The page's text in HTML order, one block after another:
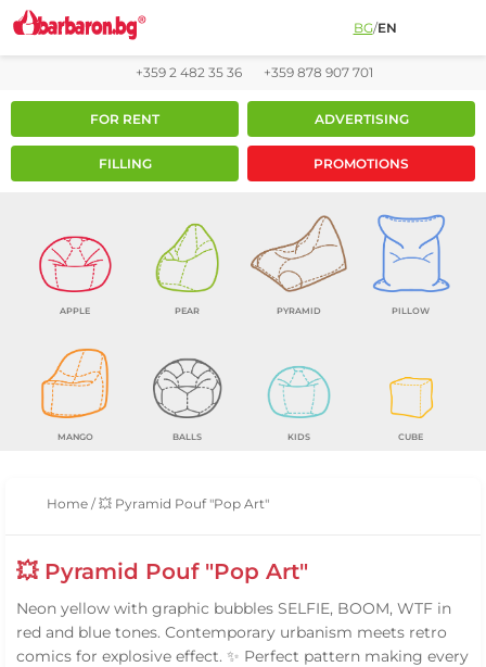
BG/EN
+359 2 482 35 36 +359 878 907 701
FOR RENT ADVERTISING
FILLING PROMOTIONS
APPLE PEAR PYRAMID PILLOW
MANGO BALLS KIDS CUBE
Home /💥 Pyramid Pouf "Pop Art"
💥 Pyramid Pouf "Pop Art"
Neon yellow with graphic bubbles SELFIE, BOOM, WTF in
red and blue tones. Contemporary urbanism meets retro
comics for explosive effect. ✨ Perfect pattern making every